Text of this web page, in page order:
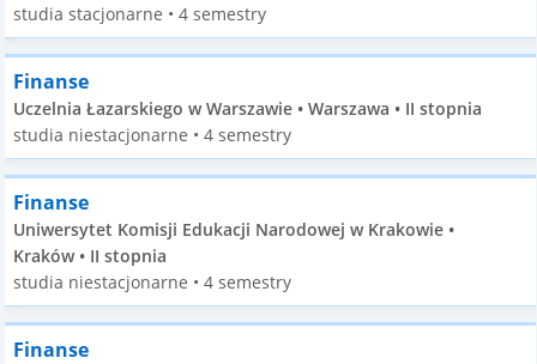
studia stacjonarne • 4 semestry
Finanse
Uczelnia Łazarskiego w Warszawie • Warszawa • II stopnia
studia niestacjonarne • 4 semestry
Finanse
Uniwersytet Komisji Edukacji Narodowej w Krakowie •
Kraków • II stopnia
studia niestacjonarne • 4 semestry
Finanse